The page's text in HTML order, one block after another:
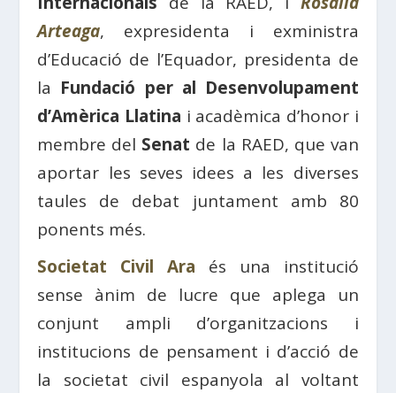
Arteaga, expresidenta i exministra
d’Educació de l’Equador, presidenta de
la Fundació per al Desenvolupament
d’Amèrica Llatina i acadèmica d’honor i
membre del Senat de la RAED, que van
aportar les seves idees a les diverses
taules de debat juntament amb 80
ponents més.
Societat Civil Ara és una institució
sense ànim de lucre que aplega un
conjunt ampli d’organitzacions i
institucions de pensament i d’acció de
la societat civil espanyola al voltant